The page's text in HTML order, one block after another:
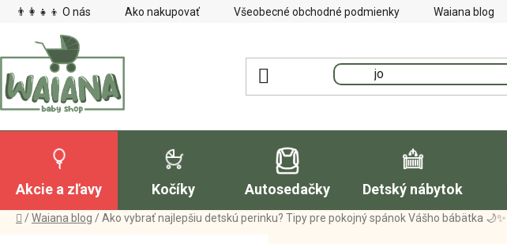
Prejsť👨‍👩‍👧‍👦 O nás Ako nakupovať Všeobecné obchodné podmienky Waiana blog
Akcie a zľavy Kočíky Autosedačky Detský nábytok
Domov
/Waiana blog /Ako vybrať najlepšiu detskú perinku? Tipy pre pokojný spánok Vášho bábätka 🌙✨